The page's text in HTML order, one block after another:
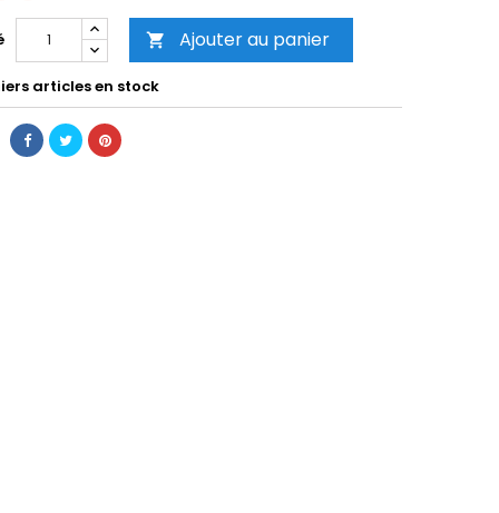
 Ajouter au panier
articles en stock